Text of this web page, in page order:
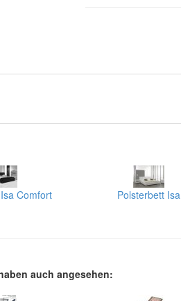
Comfort Polsterbett Isa
auch angesehen: